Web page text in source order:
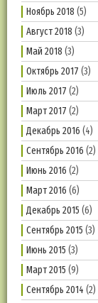
Ноябрь 2018 (5)
Август 2018 (3)
Май 2018 (3)
Октябрь 2017 (3)
Июль 2017 (2)
Март 2017 (2)
Декабрь 2016 (4)
Сентябрь 2016 (2)
Июнь 2016 (2)
Март 2016 (6)
Декабрь 2015 (6)
Сентябрь 2015 (3)
Июнь 2015 (3)
Март 2015 (9)
Сентябрь 2014 (2)